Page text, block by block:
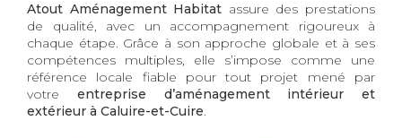
Atout Aménagement Habitat assure des prestations
de qualité, avec un accompagnement rigoureux à
chaque étape. Grâce à son approche globale et à ses
compétences multiples, elle s’impose comme une
référence locale fiable pour tout projet mené par
votre entreprise d’aménagement intérieur et
extérieur à Caluire-et-Cuire.